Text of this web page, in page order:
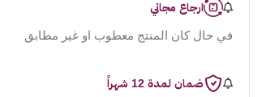
ارجاع مجاني
في حال كان المنتج معطوب او غير مطابق
ضمان لمدة 12 شهراً